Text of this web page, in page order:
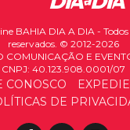
BAHIA DIA A DIA - Todos
reservados. © 2012-2026
COMUNICAÇÃO E
CNPJ: 40.123.908.0001/07
CONOSCO
DE